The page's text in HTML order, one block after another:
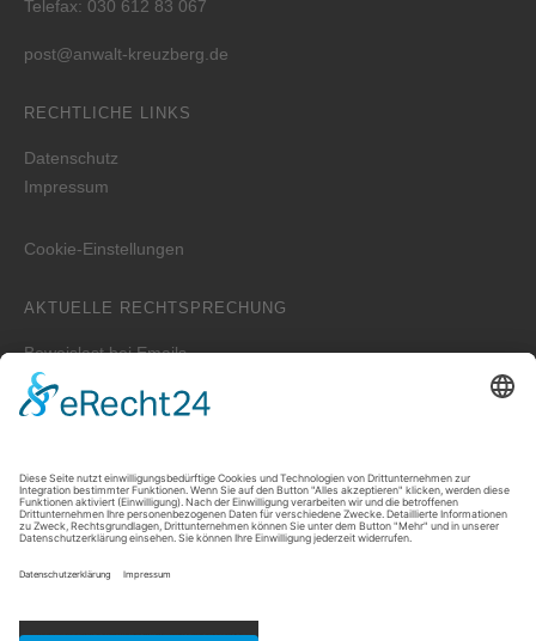
Telefax: 030 612 83 067
post@anwalt-kreuzberg.de
RECHTLICHE LINKS
Datenschutz
Impressum
Cookie-Einstellungen
AKTUELLE RECHTSPRECHUNG
Beweislast bei Emails
Wer ist zuständig für die Erstellung der WEG-Jahresabrechnung
bei einem Verwalterwechsel zum Jahreswechsel?
Welche Auskünfte kann der Vermieter verlangen, wenn der
Mieter untervermieten will?